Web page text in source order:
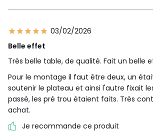
03/02/2026
Belle effet
Très belle table, de qualité. Fait un belle
Pour le montage il faut être deux, un
soutenir le plateau et ainsi l'autre fixait
passé, les pré trou étaient faits. Très
achat.
Je recommande ce produit